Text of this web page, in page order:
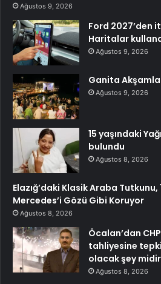
Ağustos 9, 2026
Ford 2027’den
Haritalar
Ağustos 9, 2026
Ganita
Ağustos 9, 2026
15 yaşındaki
bulundu
Ağustos 8, 2026
Elazığ’daki Klasik Araba Tutkunu,
Mercedes’i Gözü Gibi Koruyor
Ağustos 8, 2026
Öcalan’dan
tahliyesine
olacak şey
Ağustos 8, 2026